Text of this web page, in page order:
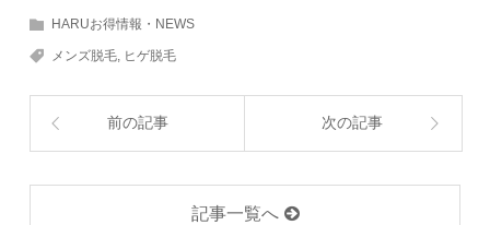
HARUお得情報・NEWS
メンズ脱毛, ヒゲ脱毛
前の記事 次の記事
記事一覧へ